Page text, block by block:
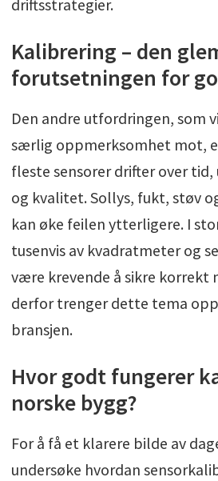
driftsstrategier.
Kalibrering – den
forutsetningen for
Den andre utfordringen, som
særlig oppmerksomhet mot,
fleste sensorer drifter over tid,
og kvalitet. Sollys, fukt, støv
kan øke feilen ytterligere. I
tusenvis av kvadratmeter og
være krevende å sikre
derfor trenger dette tema
bransjen.
Hvor godt fungerer
norske bygg?
For å få et klarere bilde av
undersøke hvordan